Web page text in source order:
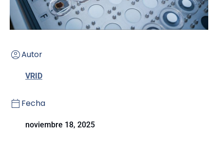
Autor
VRID
Fecha
noviembre 18, 2025